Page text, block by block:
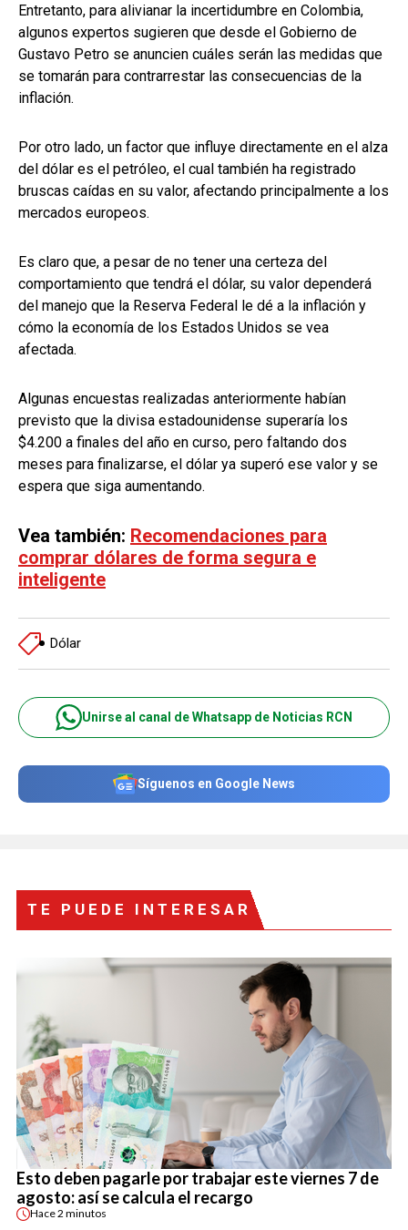
Entretanto, para alivianar la incertidumbre en Colombia,
algunos expertos sugieren que desde el Gobierno de
Gustavo Petro se anuncien cuáles serán las medidas que
se tomarán para contrarrestar las consecuencias de la
inflación.
Por otro lado, un factor que influye directamente en el alza
del dólar es el petróleo, el cual también ha registrado
bruscas caídas en su valor, afectando principalmente a los
mercados europeos.
Es claro que, a pesar de no tener una certeza del
comportamiento que tendrá el dólar, su valor dependerá
del manejo que la Reserva Federal le dé a la inflación y
cómo la economía de los Estados Unidos se vea
afectada.
Algunas encuestas realizadas anteriormente habían
previsto que la divisa estadounidense superaría los
$4.200 a finales del año en curso, pero faltando dos
meses para finalizarse, el dólar ya superó ese valor y se
espera que siga aumentando.
Vea también: Recomendaciones para
comprar dólares de forma segura e
inteligente
Dólar
Unirse al canal de Whatsapp de Noticias RCN
Síguenos en Google News
TE PUEDE INTERESAR
Esto deben pagarle por trabajar este viernes 7 de
agosto: así se calcula el recargo
Hace2 minutos